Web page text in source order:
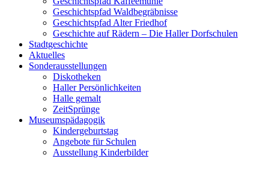
Geschichtspfad Waldbegräbnisse
Geschichtspfad Alter Friedhof
Geschichte auf Rädern – Die Haller Dorfschulen
Stadtgeschichte
Aktuelles
Sonderausstellungen
Diskotheken
Haller Persönlichkeiten
Halle gemalt
ZeitSprünge
Museumspädagogik
Kindergeburtstag
Angebote für Schulen
Ausstellung Kinderbilder